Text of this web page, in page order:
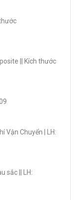
|| Kích thước
Vận Chuyển | LH:
sắc || LH: